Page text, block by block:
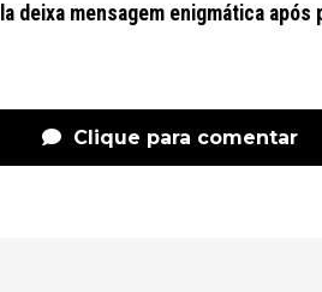
deixa mensagem enigmática
Clique para comentar